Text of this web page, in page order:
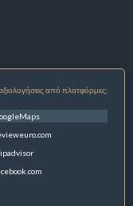
από πλατφόρμες: